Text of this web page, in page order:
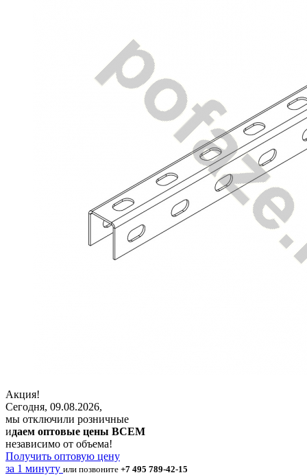
Акция!
Сегодня, 09.08.2026,
мы отключили розничные
идаем оптовые цены ВСЕМ
независимо от объема!
Получить оптовую цену
за 1 минуту или позвоните +7 495 789-42-15